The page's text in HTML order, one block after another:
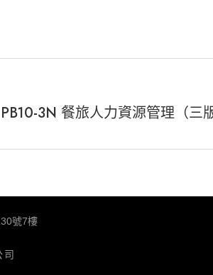
PB10-3N 餐旅人力資源管理（三
號7樓
司